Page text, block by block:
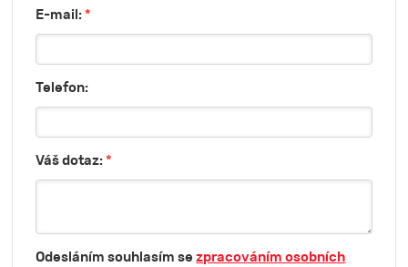
E-mail:*
Telefon:
Váš dotaz:*
Odesláním souhlasím sezpracováním osobních